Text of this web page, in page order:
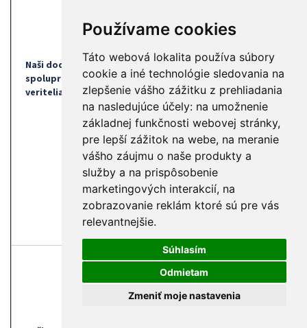
Používame cookies
Táto webová lokalita používa súbory
cookie a iné technológie sledovania na
zlepšenie vášho zážitku z prehliadania
na nasledujúce účely: na umožnenie
základnej funkčnosti webovej stránky,
pre lepší zážitok na webe, na meranie
vášho záujmu o naše produkty a
služby a na prispôsobenie
marketingových interakcií, na
zobrazovanie reklám ktoré sú pre vás
relevantnejšie.
Súhlasím
Odmietam
Zmeniť moje nastavenia
Naši dodávatelia,
spolupracovníci a
veritelia
vymáhanie
pohľadávok
splnenie vzájomných
zmluvných záväzkov.
Uplatňovanie
nárokov
zo zmluvných
vzťahov po
ukončení
zmluvy
Právnym základom je
oprávnený záujem.
Zhromažďovanie
identifikačných a
účtovných údajov, o.
uskutočnených
je nevyhnutné pre
vybavovanie
vymáhanie pohľadávok
iných zmluvných
zo zmlúv uzavretých
obchodných
oznámení
v podobe
Právnym základom je
subjektov údajov.